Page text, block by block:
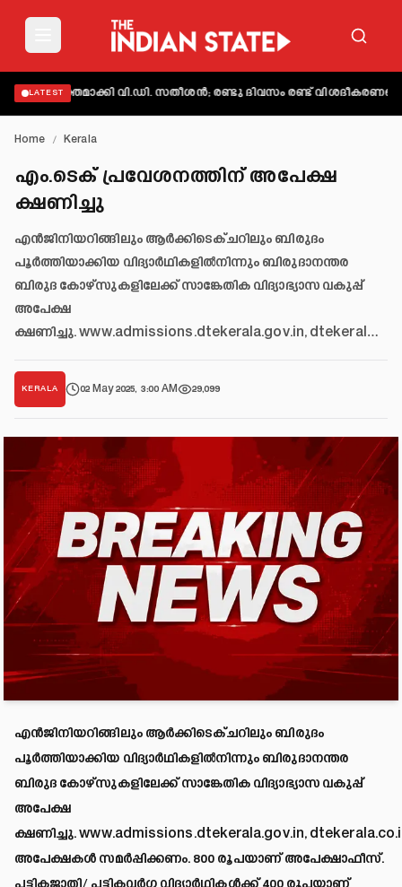
LATEST
വ്യക്തമാക്കി വി.ഡി. സതീശൻ; രണ്ടു ദിവസം രണ്ട് വിശദീകരണമെന്ന്
Home / Kerala
എം.ടെക് പ്രവേശനത്തിന് അപേക്ഷ
ക്ഷണിച്ചു
എൻജിനിയറിങ്ങിലും ആർക്കിടെക്ചറിലും ബിരുദം
പൂർത്തിയാക്കിയ വിദ്യാർഥികളിൽനിന്നും ബിരുദാനന്തര
ബിരുദ കോഴ്സുകളിലേക്ക് സാങ്കേതിക വിദ്യാഭ്യാസ വകുപ്പ്
അപേക്ഷ
ക്ഷണിച്ചു. www.admissions.dtekerala.gov.in, dtekeral…
KERALA 02 May 2025, 3:00 AM 29,099
എൻജിനിയറിങ്ങിലും ആർക്കിടെക്ചറിലും ബിരുദം
പൂർത്തിയാക്കിയ വിദ്യാർഥികളിൽനിന്നും ബിരുദാനന്തര
ബിരുദ കോഴ്സുകളിലേക്ക് സാങ്കേതിക വിദ്യാഭ്യാസ വകുപ്പ്
അപേക്ഷ
ക്ഷണിച്ചു.www.admissions.dtekerala.gov.in,
അപേക്ഷകൾ സമർപ്പിക്കണം. 800 രൂപയാണ് അപേക്ഷാഫീസ്.